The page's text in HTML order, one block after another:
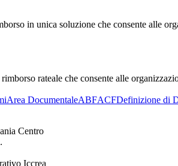
in unica soluzione che consente alle
rateale che consente alle
Area DocumentaleABFACFDefinizione di
Centro
Iccrea